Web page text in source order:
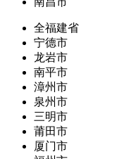
全福建省
宁德市
龙岩市
南平市
漳州市
泉州市
三明市
莆田市
厦门市